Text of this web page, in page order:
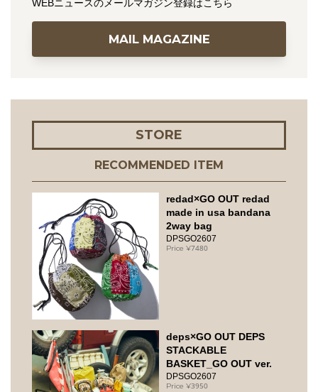
WEBニュースのメールマガジン登録はこちら
MAIL MAGAZINE
STORE
RECOMMENDED ITEM
redad×GO OUT redad
made in usa bandana
2way bag
DPSGO2607
7480
deps×GO OUT DEPS
STACKABLE
BASKET_GO OUT ver.
DPSGO2607
3950